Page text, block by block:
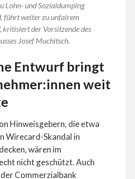
Lohn- und Sozialdumping
führt weiter zu unfairem
kritisiert der Vorsitzende des
Josef Muchitsch.
Entwurf bringt
weit
Hinweisgebern, die etwa
Wirecard-Skandal in
wären im
nicht geschützt. Auch
Commerzialbank